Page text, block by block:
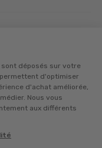
déposés sur votre
d'optimiser
d'achat améliorée,
Nous vous
aux différents